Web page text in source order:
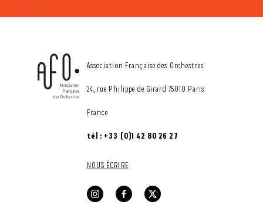
CONTACT
Association Française des Orchestres
24, rue Philippe de Girard 75010 Paris
France
tél : +33 (0)1 42 80 26 27
NOUS ÉCRIRE